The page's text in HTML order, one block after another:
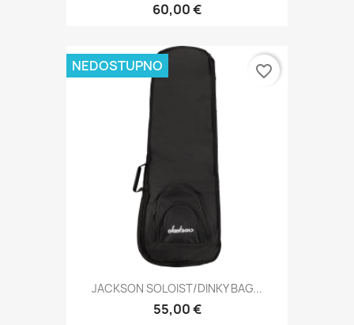
60,00 €
JACKSON SOLOIST/DINKY BAG...
55,00 €
NEDOSTUPNO favorite_border